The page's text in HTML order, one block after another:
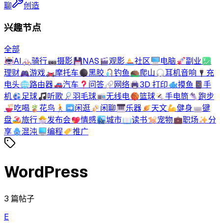
聊
创造
兴趣节点
全部
🤖AI🚲骑行📷摄影💾NAS🎬观影⛵社区🖥️电脑🚀副业💹
理财🎮游戏🏍️摩托车⚫黑胶 🎣钓鱼⛰️爬山🎧耳机音响 🔌 充
电头🌐路由器🚗汽车 ❓ 问答🔗网络🖨️3D 打印🐟摸鱼 📱手
机⚽足球🎵听歌 🏸羽毛球📻无线电🏀篮球🔦手电筒👟跑步
🍜吃喝 🪴 花鸟 🚶‍➡️闲逛🍻闲聊🎹乐器🪐天文💪健身⌨️键
盘🏖️旅行🐣发布会💖情感🏙️城市📖读书🐕宠物💼职场✨分
享🪬混沌💻编程🏷️推广
WordPress
3 篇帖子
E